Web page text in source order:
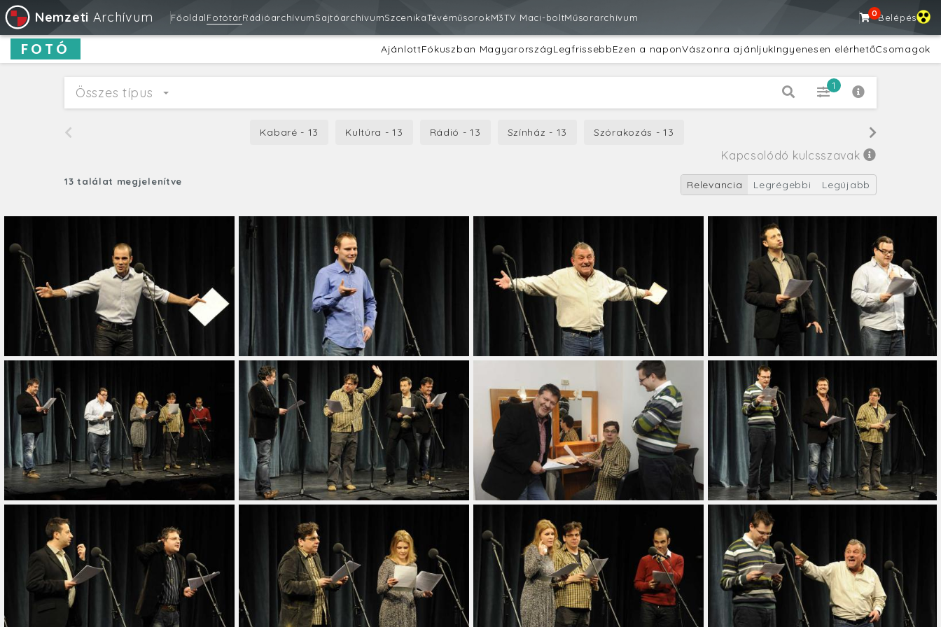
Nemzeti Archívum FőoldalFotótárRádióarchívumSajtóarchívumSzcenikaTévéműsorokM3TV Maci-boltMűsorarchívum 0Belépés
FOTÓ AjánlottFókuszban MagyarországLegfrissebbEzen a naponVászonra ajánljukIngyenesen elérhetőCsomagok
Összes típus 1
Dátum típus
Készítés
-ig
Cím Leírás
Orientáció
Összes
Gyűjtemény
Összes
Ajánlott Ingyenes Légifelvétel 10 évnél régebbiek
Fotós(ok)
Szerepel
Hozzáad Alkalmaz
Kabaré - 13 Kultúra - 13 Rádió - 13 Színház - 13 Szórakozás - 13
Kapcsolódó kulcsszavak
13 találat megjelenítve Relevancia Legrégebbi Legújabb